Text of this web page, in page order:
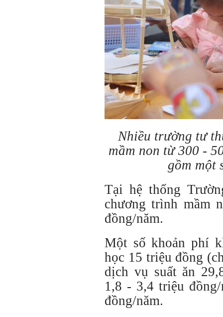
Nhiều trường tư
mầm non từ 300 -
gồm một
Tại hệ thống
chương trình mầm
đồng/năm.
Một số khoản phí
học 15 triệu đồng
dịch vụ suất ăn
1,8 - 3,4 triệu
đồng/năm.